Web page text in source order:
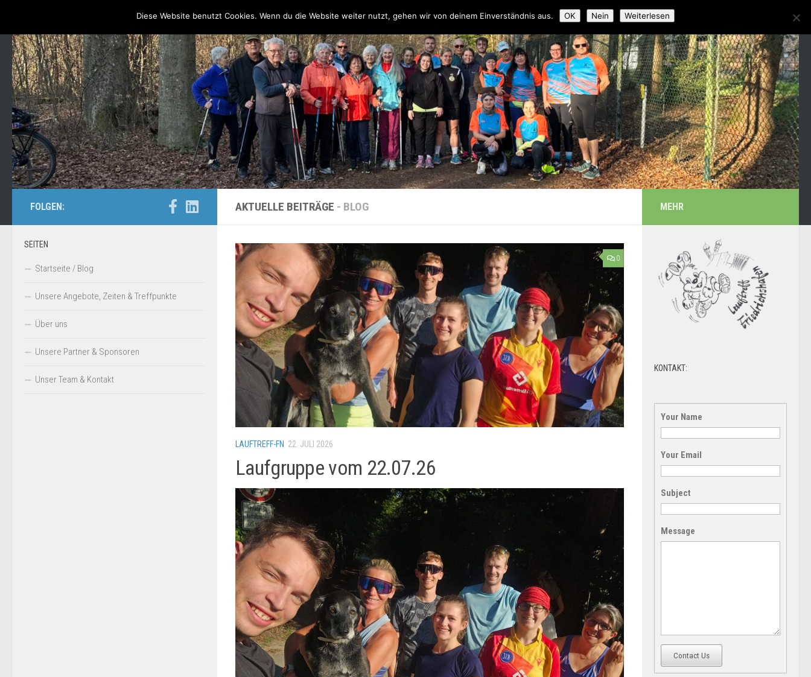
Unsere Angebote, Zeiten & Treffpunkte Über uns Unsere Partner & Sponsoren Unser Team & Kontakt
AKTUELLE BEITRÄGE - BLOG
0
LAUFTREFF-FN 22. JULI 2026
Laufgruppe vom 22.07.26
FOLGEN:
SEITEN
Startseite / Blog
Unsere Angebote, Zeiten & Treffpunkte
Über uns
Unsere Partner & Sponsoren
Unser Team & Kontakt
MEHR
KONTAKT:
Your Name
Your Email
Subject
Message
Contact Us
Diese Website benutzt Cookies. Wenn du die Website weiter nutzt, gehen wir von deinem Einverständnis aus. OK Nein Weiterlesen